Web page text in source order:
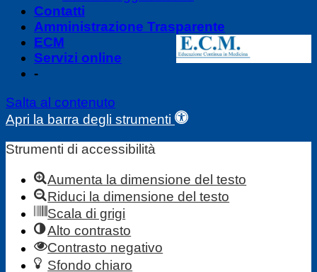
Contatti
Amministrazione Trasparente
ECM
Servizi online
-
Salta al contenuto
Apri la barra degli strumenti
Strumenti di accessibilità
Aumenta la dimensione del testo
Riduci la dimensione del testo
Scala di grigi
Alto contrasto
Contrasto negativo
Sfondo chiaro